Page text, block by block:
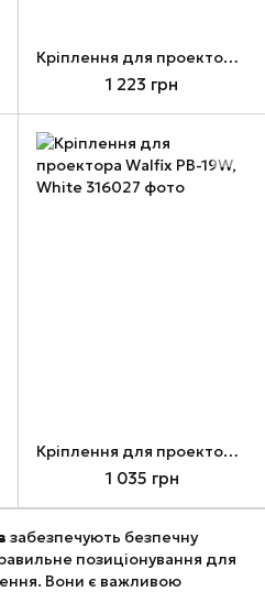
Кріплення для проектора Walfix PB-15B, Black
1 223 грн
Кріплення для проектора Walfix PB-19W, White
1 035 грн
забезпечують безпечну
позиціонування для
Вони є важливою